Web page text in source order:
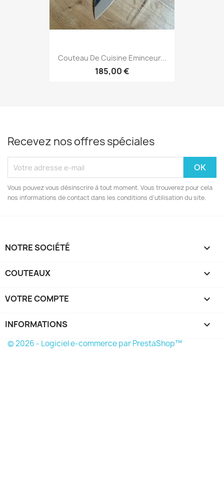
Couteau De Cuisine Eminceur...
185,00 €
Recevez nos offres spéciales
Vous pouvez vous désinscrire à tout moment. Vous trouverez pour cela
nos informations de contact dans les conditions d'utilisation du site.
NOTRE SOCIÉTÉ 
COUTEAUX 
VOTRE COMPTE 
INFORMATIONS keyboard_arrow_down
© 2026 - Logiciel e-commerce par PrestaShop™